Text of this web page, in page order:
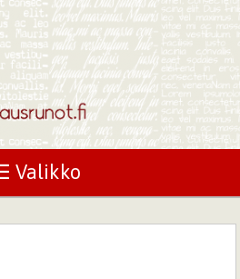
Valikko